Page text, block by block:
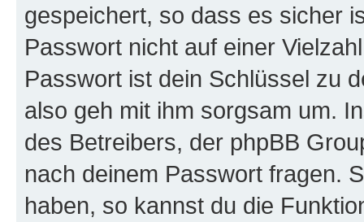
gespeichert, so dass es sicher
Passwort nicht auf einer
Passwort ist dein Schlüssel zu
also geh mit ihm sorgsam um.
des Betreibers, der phpBB
nach deinem Passwort fragen.
haben, so kannst du die